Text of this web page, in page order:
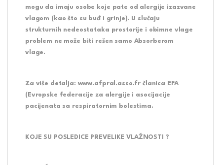
mogu da imaju osobe koje pate od alergije izazvane
vlagom (kao što su buđ i grinje). U slučaju
strukturnih nedeostataka prostorije i obimne vlage
problem ne može biti rešen samo Absorberom
vlage.
Za više detalja: www.afpral.asso.fr članica EFA
(Evropske federacije za alergije i asocijacije
pacijenata sa respiratornim bolestima.
KOJE SU POSLEDICE PREVELIKE VLAŽNOSTI ?